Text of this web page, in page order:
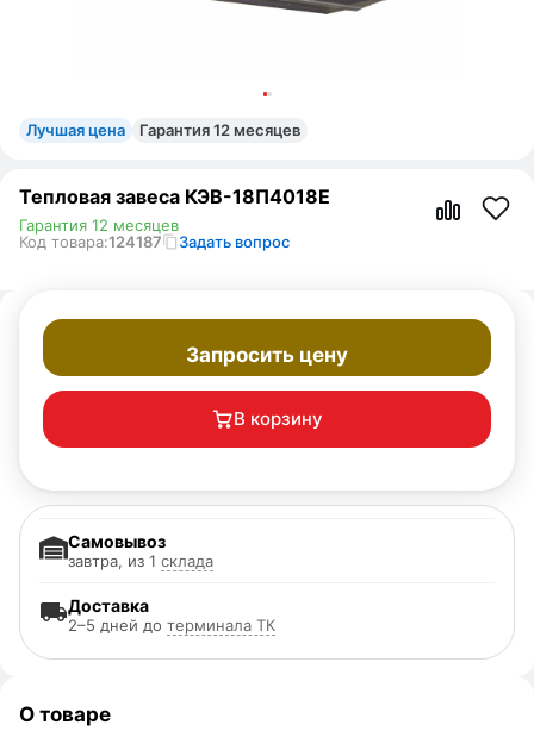
Лучшая цена Гарантия 12 месяцев
Тепловая завеса КЭВ-18П4018Е
Код товара:124187 Задать вопрос
Гарантия 12 месяцев
Запросить цену
В корзину
Доставка
2–5 дней до терминала ТК
Самовывоз
завтра, из 1 склада
О товаре